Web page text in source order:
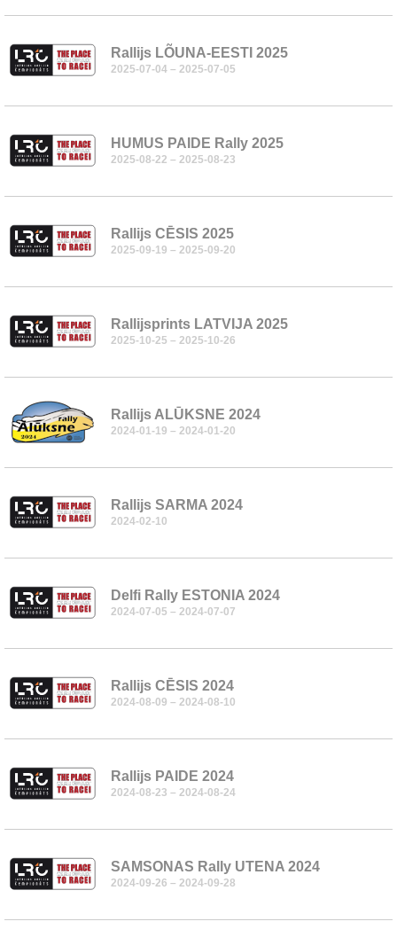
Rallijs LÕUNA-EESTI 2025
2025-07-04 – 2025-07-05
HUMUS PAIDE Rally 2025
2025-08-22 – 2025-08-23
Rallijs CĒSIS 2025
2025-09-19 – 2025-09-20
Rallijsprints LATVIJA 2025
2025-10-25 – 2025-10-26
Rallijs ALŪKSNE 2024
2024-01-19 – 2024-01-20
Rallijs SARMA 2024
2024-02-10
Delfi Rally ESTONIA 2024
2024-07-05 – 2024-07-07
Rallijs CĒSIS 2024
2024-08-09 – 2024-08-10
Rallijs PAIDE 2024
2024-08-23 – 2024-08-24
SAMSONAS Rally UTENA 2024
2024-09-26 – 2024-09-28